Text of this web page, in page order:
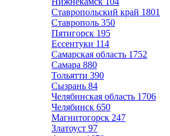
Ставропольский край 1801
Ставрополь 350
Пятигорск 195
Ессентуки 114
Самарская область 1752
Самара 880
Тольятти 390
Сызрань 84
Челябинская область 1706
Челябинск 650
Магнитогорск 247
Златоуст 97